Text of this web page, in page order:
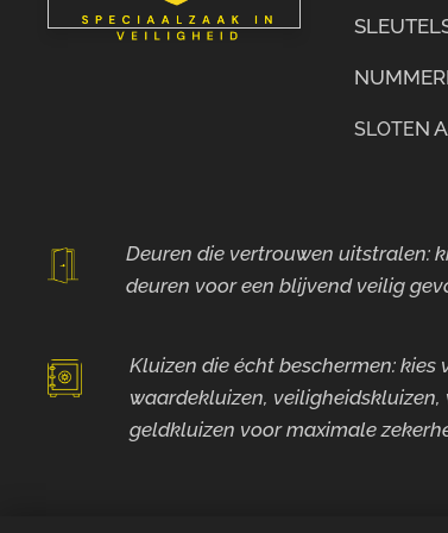
SLOTEN
Deuren die vertrouwen uitstralen:
deuren vooreen blijvend veilig
Kluizen die écht beschermen: kies
waardekluizen,
geldkluizen voor maximale